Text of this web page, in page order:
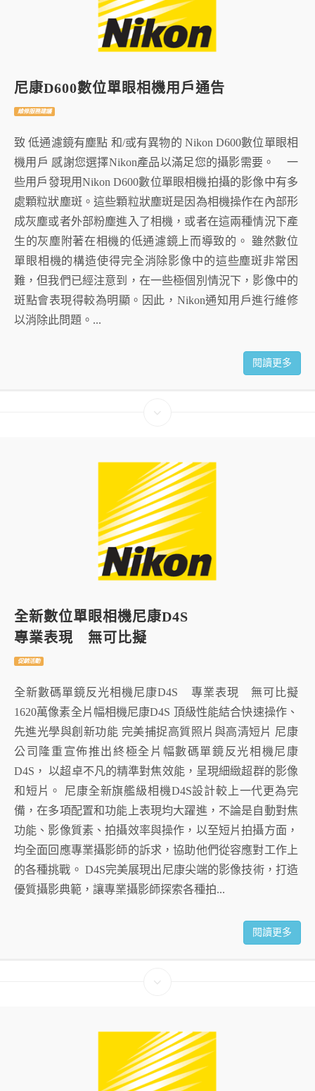
尼康D600數位單眼相機用戶通告
維修服務建議
致 低通濾鏡有塵點 和/或有異物的 Nikon D600數位單眼相
機用戶 感謝您選擇Nikon產品以滿足您的攝影需要。 一
些用戶發現用Nikon D600數位單眼相機拍攝的影像中有多
處顆粒狀塵斑。這些顆粒狀塵斑是因為相機操作在內部形
成灰塵或者外部粉塵進入了相機，或者在這兩種情況下產
生的灰塵附著在相機的低通濾鏡上而導致的。 雖然數位
單眼相機的構造使得完全消除影像中的這些塵斑非常困
難，但我們已經注意到，在一些極個別情況下，影像中的
斑點會表現得較為明顯。因此，Nikon通知用戶進行維修
以消除此問題。...
閱讀更多
全新數位單眼相機尼康D4S
專業表現 無可比擬
促銷活動
全新數碼單鏡反光相機尼康D4S 專業表現 無可比擬
1620萬像素全片幅相機尼康D4S 頂級性能結合快速操作、
先進光學與創新功能 完美捕捉高質照片與高清短片 尼康
公司隆重宣佈推出終極全片幅數碼單鏡反光相機尼康
D4S， 以超卓不凡的精準對焦效能，呈現細緻超群的影像
和短片。 尼康全新旗艦級相機D4S設計較上一代更為完
備，在多項配置和功能上表現均大躍進，不論是自動對焦
功能、影像質素、拍攝效率與操作，以至短片拍攝方面，
均全面回應專業攝影師的訴求，協助他們從容應對工作上
的各種挑戰。 D4S完美展現出尼康尖端的影像技術，打造
優質攝影典範，讓專業攝影師探索各種拍...
閱讀更多